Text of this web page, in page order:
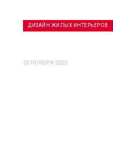
ДИЗАЙН ЖИЛЫХ ИНТЕРЬЕРОВ
20 НОЯБРЯ 2022